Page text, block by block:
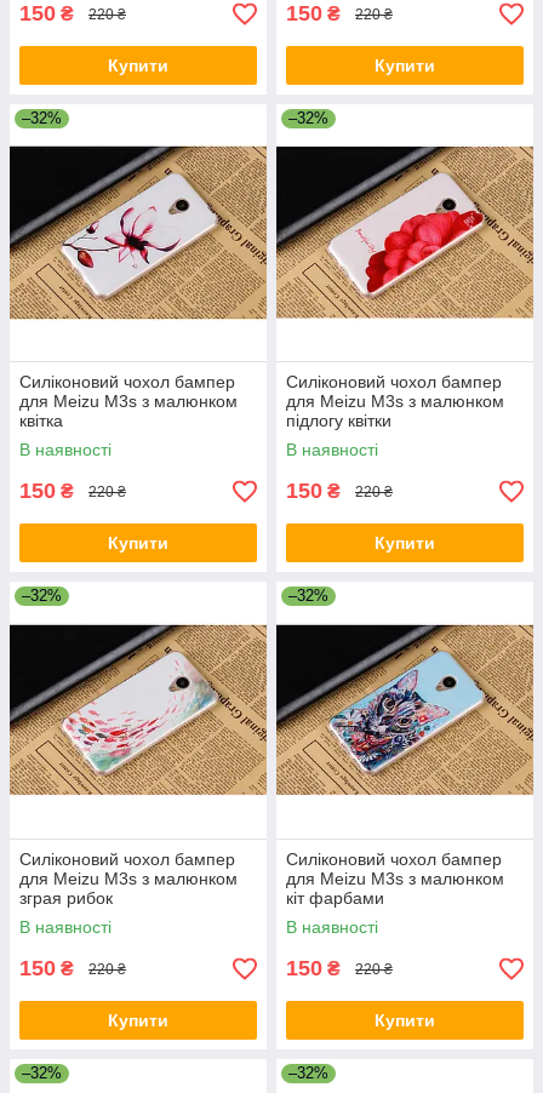
150 ₴ 220 ₴
Купити
150 ₴ 220 ₴
Купити
–32%
Силіконовий чохол бампер
для Meizu M3s з малюнком
квітка
В наявності
150 ₴ 220 ₴
Купити
–32%
Силіконовий чохол бампер
для Meizu M3s з малюнком
підлогу квітки
В наявності
150 ₴ 220 ₴
Купити
–32%
Силіконовий чохол бампер
для Meizu M3s з малюнком
зграя рибок
В наявності
150 ₴ 220 ₴
Купити
–32%
Силіконовий чохол бампер
для Meizu M3s з малюнком
кіт фарбами
В наявності
150 ₴ 220 ₴
Купити
–32% –32%